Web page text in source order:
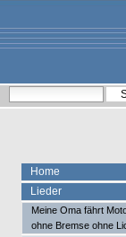
content.
navigation
Personal
tools
Home
Lieder
Meine Oma fährt
ohne Bremse ohne